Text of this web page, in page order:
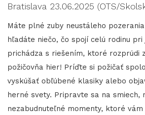
Bratislava 23.06.2025 (OTS/
Máte plné zuby neustáleho
hľadáte niečo, čo spojí celú rodinu
prichádza s riešením, ktoré rozprúdi
požičovňa hier! Príďte si požičať
vyskúšať obľúbené klasiky alebo
herné svety. Pripravte sa na smiech,
nezabudnuteľné momenty, ktoré